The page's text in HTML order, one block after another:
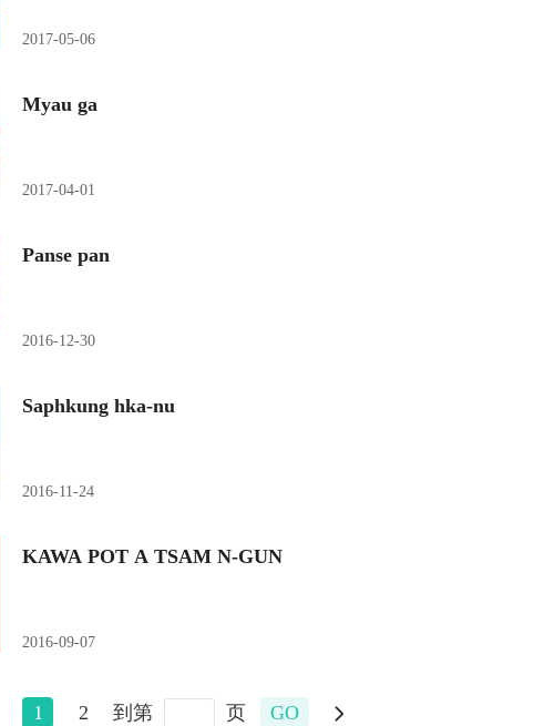
2017-05-06
Myau ga
2017-04-01
Panse pan
2016-12-30
Saphkung hka-nu
2016-11-24
KAWA POT A TSAM N-GUN
2016-09-07
1 2 到第 页 GO